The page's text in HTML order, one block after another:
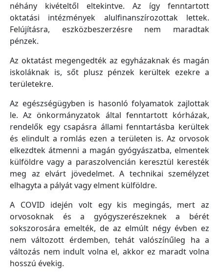
néhány kivételtől eltekintve. Az így fenntartott
oktatási intézmények alulfinanszírozottak lettek.
Felújításra, eszközbeszerzésre nem maradtak
pénzek.
Az oktatást megengedték az egyházaknak és magán
iskoláknak is, sőt plusz pénzek kerültek ezekre a
területekre.
Az egészségügyben is hasonló folyamatok zajlottak
le. Az önkormányzatok által fenntartott kórházak,
rendelők egy csapásra állami fenntartásba kerültek
és elindult a romlás ezen a területen is. Az orvosok
elkezdtek átmenni a magán gyógyászatba, elmentek
külföldre vagy a paraszolvencián keresztül keresték
meg az elvárt jövedelmet. A technikai személyzet
elhagyta a pályát vagy elment külföldre.
A COVID idején volt egy kis megingás, mert az
orvosoknak és a gyógyszerészeknek a bérét
sokszorosára emelték, de az elmúlt négy évben ez
nem változott érdemben, tehát valószínűleg ha a
változás nem indult volna el, akkor ez maradt volna
hosszú évekig.